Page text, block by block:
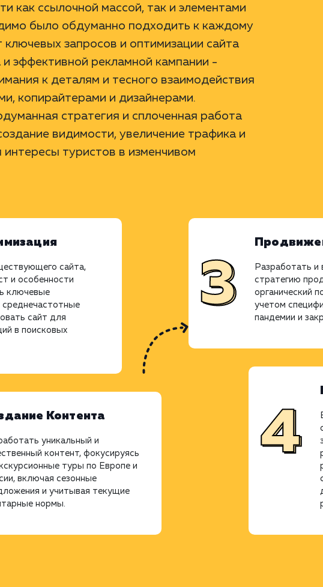
как ссылочной массой, так и элементами
было обдуманно подходить к каждому
запросов и оптимизации сайта
и эффективной рекламной кампании -
к деталям и тесного взаимодействия
копирайтерами и дизайнерами.
стратегия и сплоченная работа
видимости, увеличение трафика и
интересы туристов в изменчивом
сайта,
и особенности
ключевые
сайт для
в поисковых
Контента
уникальный и
контент, фокусируясь
туры по Европе и
включая сезонные
и учитывая текущие
нормы.
Разработать и
стратегию
органический
учетом
пандемии и